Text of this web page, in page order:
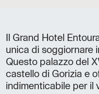
Il Grand Hotel
unica di soggiornare
Questo palazzo del
castello di Gorizia e
indimenticabile per il